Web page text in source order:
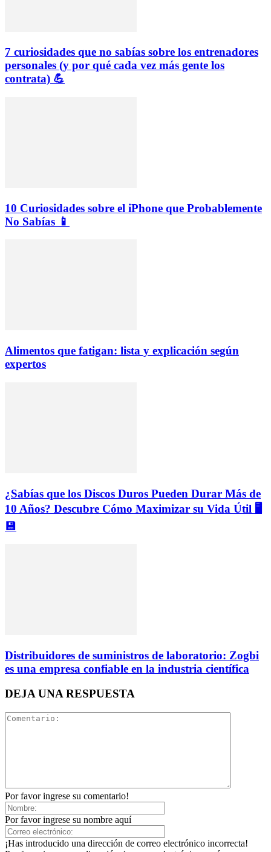
7 curiosidades que no sabías sobre los entrenadores
personales (y por qué cada vez más gente los
contrata) 💪
10 Curiosidades sobre el iPhone que Probablemente
No Sabías 📱
Alimentos que fatigan: lista y explicación según
expertos
¿Sabías que los Discos Duros Pueden Durar Más de
10 Años? Descubre Cómo Maximizar su Vida Útil 🖥️
💾
Distribuidores de suministros de laboratorio: Zogbi
es una empresa confiable en la industria científica
DEJA UNA RESPUESTA
Por favor ingrese su comentario!
Por favor ingrese su nombre aquí
¡Has introducido una dirección de correo electrónico incorrecta!